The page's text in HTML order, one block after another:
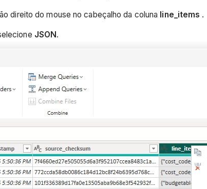
direito do mouse no cabeçalho da coluna line_items .
JSON .